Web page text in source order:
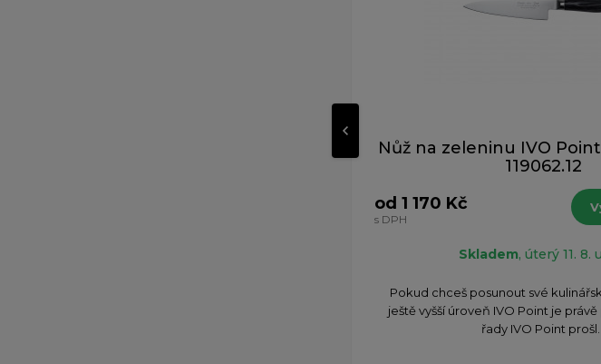
Nůž na zeleninu IVO
119062.12
od 1 170 Kč
s DPH
Skladem, úterý 11. 8.
Pokud chceš posunout své
ještě vyšší úroveň IVO Point je
řady IVO Point